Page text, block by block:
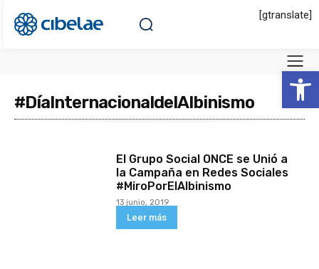
Abrir
[gtranslate]
#DíaInternacionaldelAlbinismo
El Grupo Social ONCE se Unió a
la Campaña en Redes Sociales
#MiroPorElAlbinismo
13 junio, 2019
Leer más